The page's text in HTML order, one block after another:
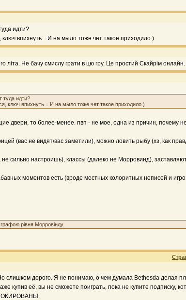
идти?
впихнуть... И на мыло тоже чет такое приходило.)
літа. Не бачу смислу грати в цю гру. Це простий Скайрім
туда идти?
ключ впихнуть... И на мыло тоже чет такое приходило.)
двери, то более-менее. пвп - не мое, одна из причин, почему
(вас не видят/вас заметили), можно ловить рыбу (хз, как
сильно настроишь), классы (далеко не Морровинд),
моментов есть (вроде местных колоритных неписей и
рівня Морровінду.
слишком дорого. Я не понимаю, о чем думала Bethesda делая
купив её, вы не сможете поиграть, пока не купите